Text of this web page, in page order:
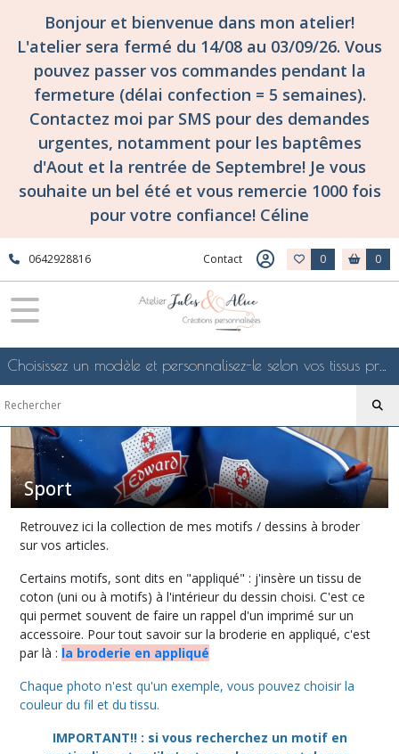
Bonjour et bienvenue dans mon atelier!
L'atelier sera fermé du 14/08 au 03/09/26. Vous
pouvez passer vos commandes pendant la
fermeture (délai confection = 5 semaines).
Contactez moi par SMS pour des demandes
urgentes, notamment pour les baptêmes
d'Aout et la rentrée de Septembre! Je vous
souhaite un bel été et vous remercie 1000 fois
pour votre confiance! Céline
0642928816 Contact 0 0
Choisissez un modèle et personnalisez-le selon vos tissus préférés de mes collections en ligne, je le confectionnerai selon vos souhaits
Sport
Retrouvez ici la collection de mes motifs / dessins à broder
sur vos articles.
Certains motifs, sont dits en "appliqué" : j'insère un tissu de
coton (uni ou à motifs) à l'intérieur du dessin choisi. C'est ce
qui permet souvent de faire un rappel d'un imprimé sur un
accessoire. Pour tout savoir sur la broderie en appliqué, c'est
par là : la broderie en appliqué
Chaque photo n'est qu'un exemple, vous pouvez choisir la
couleur du fil et du tissu.
IMPORTANT!! : si vous recherchez un motif en
Fermer
FILTRES
Tous
produits
Collection
motif
broderie
broderie
Sport
loisirs
blason
Afficher
les
résultats